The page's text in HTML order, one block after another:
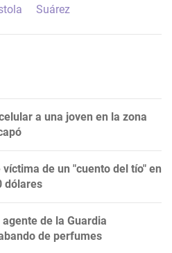
Suárez
a una joven en la zona
de un "cuento del tío" en
dólares
de la Guardia
de perfumes